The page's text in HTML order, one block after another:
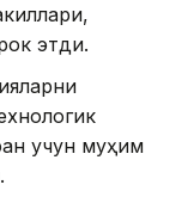
этди.
учун муҳим